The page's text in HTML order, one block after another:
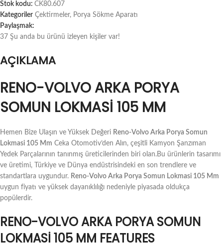
Stok kodu: CK80.607
Kategoriler Çektirmeler, Porya Sökme Aparatı
Paylaşmak:
37 Şu anda bu ürünü izleyen kişiler var!
AÇIKLAMA
RENO-VOLVO ARKA PORYA
SOMUN LOKMASI 105 MM
Hemen Bize Ulaşın ve Yüksek Değeri Reno-Volvo Arka Porya Somun
Lokmasi 105 Mm Ceka Otomotiv’den Alın, çeşitli Kamyon Şanzıman
Yedek Parçalarının tanınmış üreticilerinden biri olan.Bu ürünlerin tasarımı
ve üretimi, Türkiye ve Dünya endüstrisindeki en son trendlere ve
standartlara uygundur. Reno-Volvo Arka Porya Somun Lokmasi 105 Mm
uygun fiyatı ve yüksek dayanıklılığı nedeniyle piyasada oldukça
popülerdir.
RENO-VOLVO ARKA PORYA SOMUN
LOKMASI 105 MM FEATURES